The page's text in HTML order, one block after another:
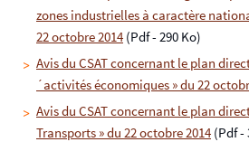
zones industrielles à caractère
22 octobre 2014 (Pdf - 290 Ko)
Avis du CSAT concernant le plan
´activités économiques » du 22
Avis du CSAT concernant le plan
Transports » du 22 octobre 2014 (Pdf -